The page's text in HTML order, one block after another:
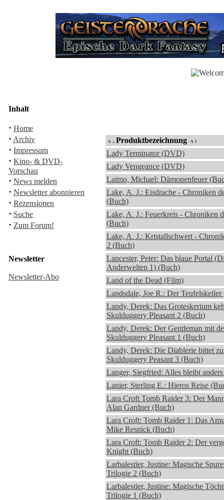
Inhalt
· Home
· Archiv
· Impressum
· Kino- & DVD-
Vorschau
· News melden
· Newsletter abonnieren
· Rezensionen
· Suche
· Zum Forum!
Newsletter
Newsletter-Abo
Produktbezeichnung
Lady Terminator (DVD)
Lady Vengeance (DVD)
Laimo, Michael: Dämonenfeuer
Lake, A. J.: Eisdrache - Chroniken
(Buch)
Lake, A. J.: Feuerkreis - Chroniken
(Buch)
Lake, A. J.: Kristallschwert -
2 (Buch)
Lancester, Peter: Das blaue Portal
Anderwelten 1) (Buch)
Land of the Dead (Film)
Landsdale, Joe R.: Der
Landy, Derek: Das Groteskerium
Skulduggery Pleasant 2 (Buch)
Landy, Derek: Der Gentleman mit
Skulduggery Pleasant 1 (Buch)
Landy, Derek: Die Diablerie bittet
Skulduggery Peasant 3 (Buch)
Langer, Siegfried: Alles bleibt
Lanier, Sterling E.: Hieros Reise
Lara Croft Tomb Raider 3: Der
Alan Gardner (Buch)
Lara Croft: Tomb Raider 1: Das
Mike Resnick (Buch)
Lara Croft: Tomb Raider 2: Der
Knight (Buch)
Larbalestier, Justine: Magische
Trilogie 2 (Buch)
Larbalestier, Justine: Magische
Trilogie 1 (Buch)